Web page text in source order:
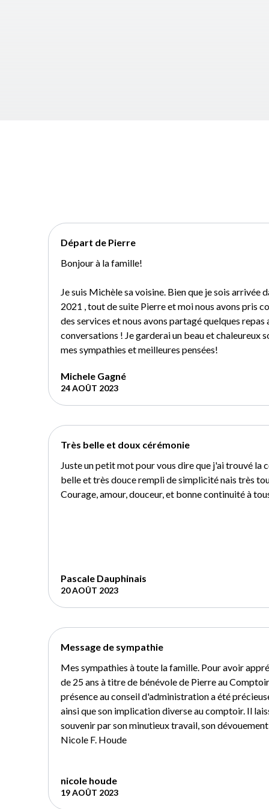
Départ de Pierre
Bonjour à la famille!
Je suis Michèle sa voisine. Bien que je sois arrivée
2021 , tout de suite Pierre et moi nous avons pris
des services et nous avons partagé quelques
conversations ! Je garderai un beau et chaleureux
mes sympathies et meilleures pensées!
Michele Gagné
24 AOÛT 2023
Très belle et doux cérémonie
Juste un petit mot pour vous dire que j'ai trouvé la
belle et très douce rempli de simplicité nais très
Courage, amour, douceur, et bonne continuité à
Pascale Dauphinais
20 AOÛT 2023
Message de sympathie
Mes sympathies à toute la famille. Pour avoir
de 25 ans à titre de bénévole de Pierre au
présence au conseil d'administration a été
ainsi que son implication diverse au comptoir. Il
souvenir par son minutieux travail, son
Nicole F. Houde
nicole houde
19 AOÛT 2023